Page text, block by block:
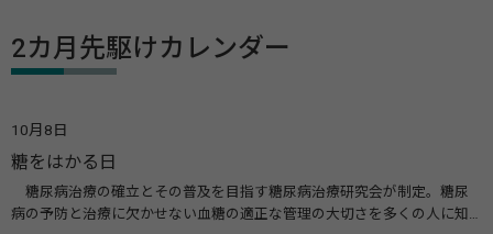
2カ月先駆けカレンダー
10月8日
糖をはかる日
糖尿病治療の確立とその普及を目指す糖尿病治療研究会が制定。糖尿
病の予防と治療に欠かせない血糖の適正な管理の大切さを多くの人に知